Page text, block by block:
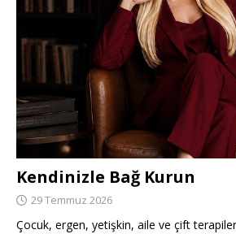
Kendinizle Bağ Kurun
29 Temmuz 2026
Çocuk, ergen, yetişkin, aile ve çift